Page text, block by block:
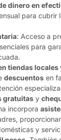
dinero en
para cubrir
: Acceso a
para
tiendas
descuentos en
gratuitas y
incorpora
y